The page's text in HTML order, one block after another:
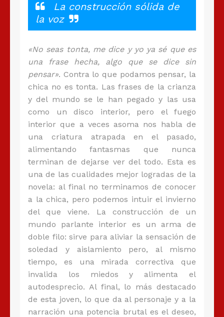
La construcción sólida de
la voz
«No seas tonta, me dice y yo ya sé que es
una frase hecha, algo que se dice sin
pensar». Contra lo que podamos pensar, la
chica no es tonta. Las frases de la crianza
y del mundo se le han pegado y las usa
como un disco interior, pero el fuego
interior que a veces asoma nos habla de
una criatura atrapada en el pasado,
alimentando fantasmas que nunca
terminan de dejarse ver del todo. Esta es
una de las cualidades mejor logradas de la
novela: al final no terminamos de conocer
a la chica, pero podemos intuir el invierno
del que viene. La construcción de un
mundo parlante interior es un arma de
doble filo: sirve para aliviar la sensación de
soledad y aislamiento pero, al mismo
tiempo, es una mirada correctiva que
invalida los miedos y alimenta el
autodesprecio. Al final, lo más destacado
de esta joven, lo que da al personaje y a la
narración una potencia brutal es el deseo,